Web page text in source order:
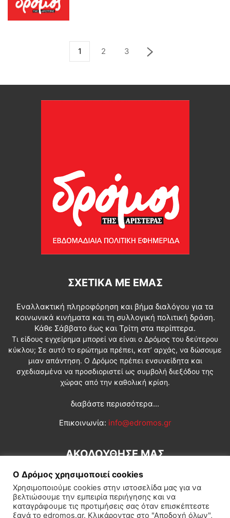
1 2 3
ΣΧΕΤΙΚΆ ΜΕ ΕΜΆΣ
Εναλλακτική πληροφόρηση και βήμα διαλόγου για τα
κοινωνικά κινήματα και τη συλλογική πολιτική δράση.
Κάθε Σάββατο έως και Τρίτη στα περίπτερα.
Τι είδους εγχείρημα μπορεί να είναι ο Δρόμος του δεύτερου
κύκλου; Σε αυτό το ερώτημα πρέπει, κατ’ αρχάς, να δώσουμε
μιαν απάντηση. Ο Δρόμος πρέπει ενσυνείδητα και
σχεδιασμένα να προσδιοριστεί ως συμβολή διεξόδου της
χώρας από την καθολική κρίση.
διαβάστε περισσότερα...
Επικοινωνία: info@edromos.gr
ΑΚΟΛΟΥΘΗΣΕ ΜΑΣ
Ο Δρόμος χρησιμοποιεί cookies
Χρησιμοποιούμε cookies στην ιστοσελίδα μας για να
βελτιώσουμε την εμπειρία περιήγησης και να
καταγράφουμε τις προτιμήσεις σας όταν επισκέπτεστε
ξανά το edromos.gr. Κλικάροντας στο "Αποδοχή όλων",